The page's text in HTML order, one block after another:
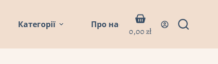
Категорії Про нас Блог Контакти
Кошик
0,00zł